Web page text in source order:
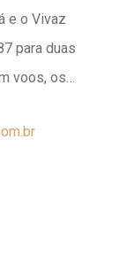
e o Vivaz
para duas
voos, os…